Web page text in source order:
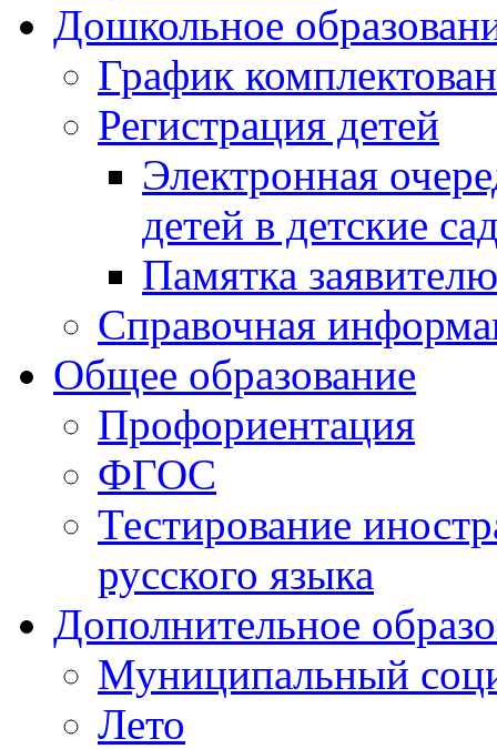
Дошкольное
График
Регистрация детей
Электронная
детей в детские
Памятка заявителю
Справочная
Общее образование
Профориентация
ФГОС
Тестирование
русского языка
Дополнительное
Муниципальный
Лето